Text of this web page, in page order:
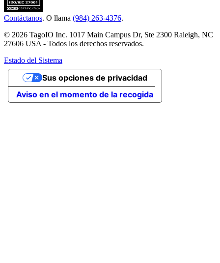
Contáctanos. O llama (984) 263-4376.
© 2026 TagoIO Inc. 1017 Main Campus Dr, Ste 2300 Raleigh, NC
27606 USA - Todos los derechos reservados.
Estado del Sistema
Aviso en el momento de la recogida
Sus opciones de privacidad